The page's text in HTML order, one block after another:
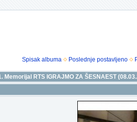
Spisak albuma Poslednje postavljeno
Memorijal RTS IGRAJMO ZA ŠESNAEST